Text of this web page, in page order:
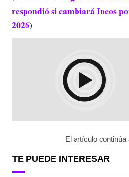
respondió si cambiará Ineos
2026)
El artículo continúa
TE PUEDE INTERESAR